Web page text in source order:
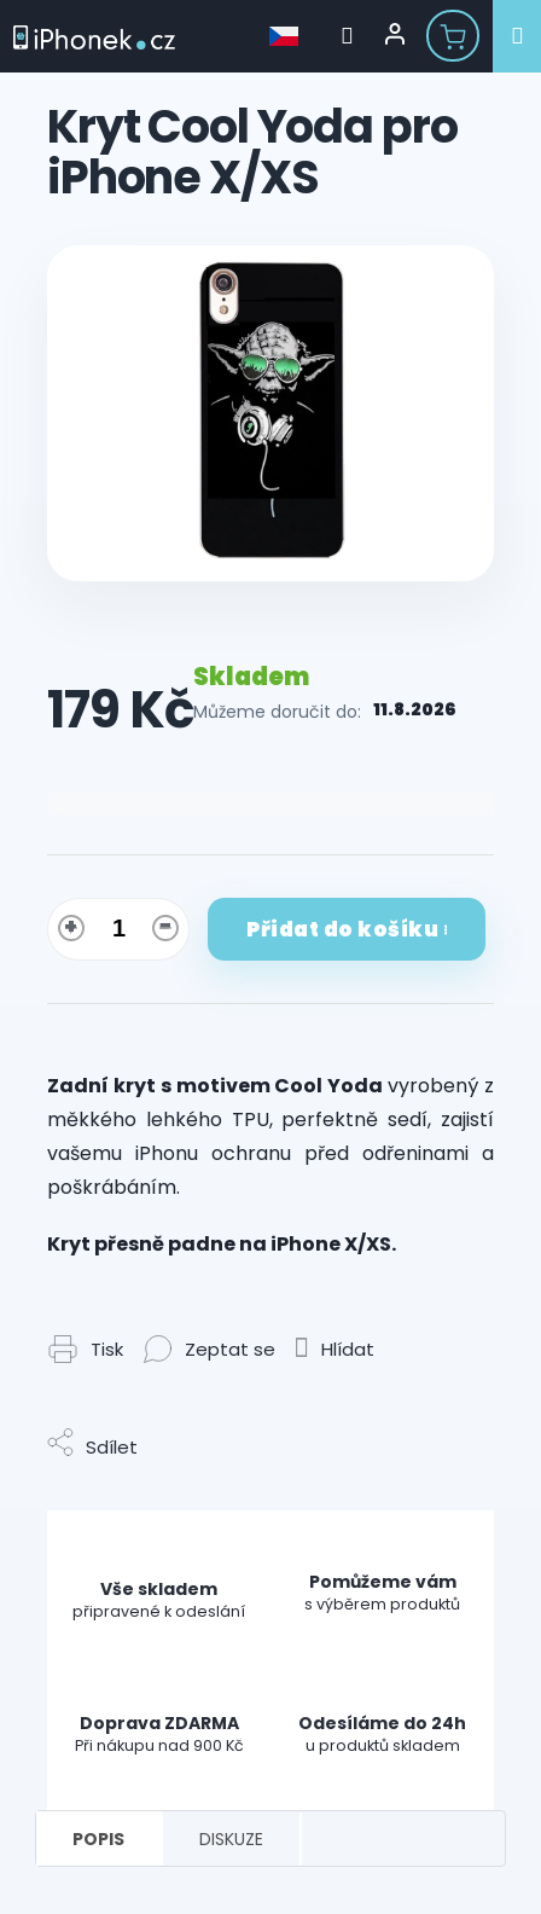
Kryt Cool Yoda pro
iPhone X/XS
179 KčSkladem
Můžeme doručit do: 11.8.2026
Přidat do košíku
Zadní kryt s motivem Cool Yodavyrobený z
měkkého lehkého TPU, perfektně sedí, zajistí
vašemu iPhonu ochranu před odřeninami a
poškrábáním.
Kryt přesně padne na iPhone X/XS.
Tisk Zeptat se Hlídat
Sdílet
Vše skladem
připravené k odeslání
Pomůžeme vám
s výběrem produktů
Doprava ZDARMA
Při nákupu nad 900 Kč
Odesíláme do 24h
u produktů skladem
POPIS DISKUZE